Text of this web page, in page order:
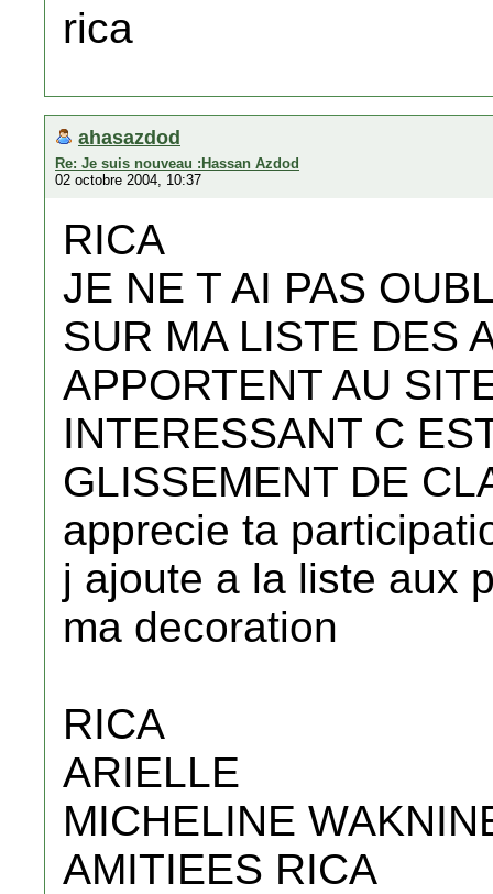
rica
ahasazdod
Re: Je suis nouveau :Hassan Azdod
02 octobre 2004, 10:37
RICA
JE NE T AI PAS
SUR MA LISTE DES
APPORTENT AU
INTERESSANT C
GLISSEMENT DE
apprecie ta
j ajoute a la liste aux
ma decoration
RICA
ARIELLE
MICHELINE
AMITIEES RICA